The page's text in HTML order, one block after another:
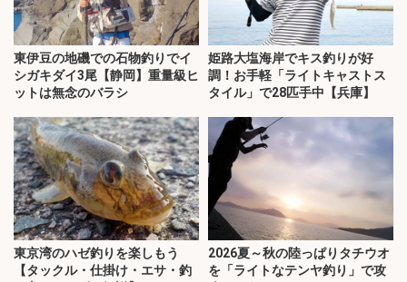
東伊豆の地磯での石物釣りでイ
シガキダイ3尾【静岡】重量級ヒ
ットは無念のバラシ
姫路大塩海岸でキス釣りが好
調！お手軽「ライトキャストス
タイル」で28匹手中【兵庫】
東京湾のハゼ釣りを楽しもう
【タックル・仕掛け・エサ・釣
2026夏～秋の陸っぱりタチウオ
を「ライトなテンヤ釣り」で攻